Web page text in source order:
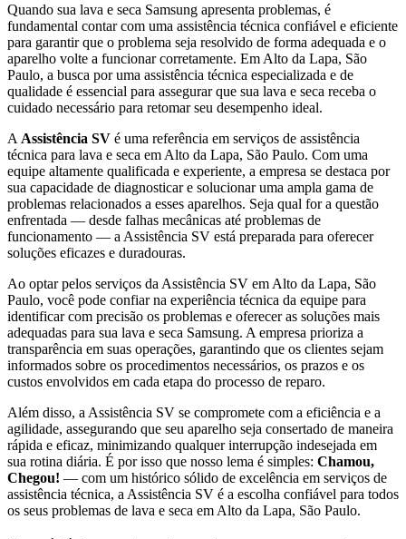
Quando sua lava e seca Samsung apresenta problemas, é
fundamental contar com uma assistência técnica confiável e eficiente
para garantir que o problema seja resolvido de forma adequada e o
aparelho volte a funcionar corretamente. Em Alto da Lapa, São
Paulo, a busca por uma assistência técnica especializada e de
qualidade é essencial para assegurar que sua lava e seca receba o
cuidado necessário para retomar seu desempenho ideal.
A Assistência SV é uma referência em serviços de assistência
técnica para lava e seca em Alto da Lapa, São Paulo. Com uma
equipe altamente qualificada e experiente, a empresa se destaca por
sua capacidade de diagnosticar e solucionar uma ampla gama de
problemas relacionados a esses aparelhos. Seja qual for a questão
enfrentada — desde falhas mecânicas até problemas de
funcionamento — a Assistência SV está preparada para oferecer
soluções eficazes e duradouras.
Ao optar pelos serviços da Assistência SV em Alto da Lapa, São
Paulo, você pode confiar na experiência técnica da equipe para
identificar com precisão os problemas e oferecer as soluções mais
adequadas para sua lava e seca Samsung. A empresa prioriza a
transparência em suas operações, garantindo que os clientes sejam
informados sobre os procedimentos necessários, os prazos e os
custos envolvidos em cada etapa do processo de reparo.
Além disso, a Assistência SV se compromete com a eficiência e a
agilidade, assegurando que seu aparelho seja consertado de maneira
rápida e eficaz, minimizando qualquer interrupção indesejada em
sua rotina diária. É por isso que nosso lema é simples: Chamou,
Chegou! — com um histórico sólido de excelência em serviços de
assistência técnica, a Assistência SV é a escolha confiável para todos
os seus problemas de lava e seca em Alto da Lapa, São Paulo.